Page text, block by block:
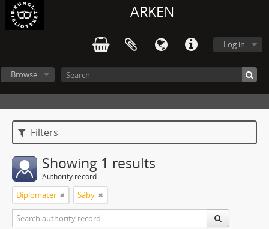
ARKEN
Log in
Browse
Filters
Showing 1 results
Authority record
Diplomater Säby